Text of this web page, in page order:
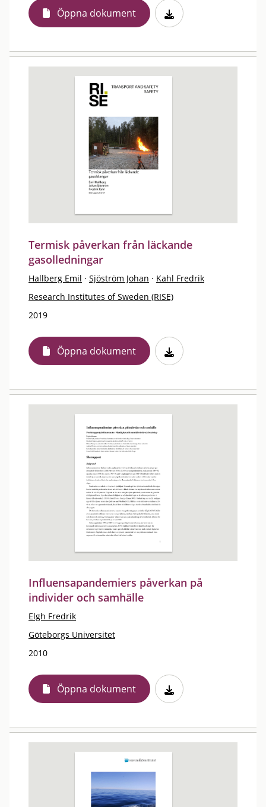
Öppna dokument
Termisk påverkan från läckande
gasolledningar
Hallberg Emil · Sjöström Johan · Kahl Fredrik
Research Institutes of Sweden (RISE)
2019
Öppna dokument
Influensapandemiers påverkan på
individer och samhälle
Elgh Fredrik
Göteborgs Universitet
2010
Öppna dokument